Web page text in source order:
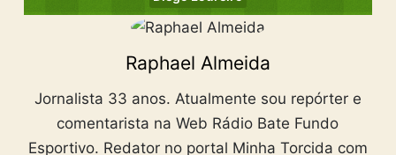
Raphael Almeida
Jornalista 33 anos. Atualmente sou repórter e
comentarista na Web Rádio Bate Fundo
Esportivo. Redator no portal Minha Torcida com